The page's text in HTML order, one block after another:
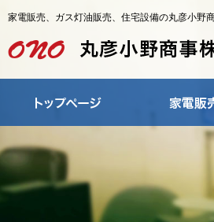
家電販売、ガス灯油販売、住宅設備の丸彦小野